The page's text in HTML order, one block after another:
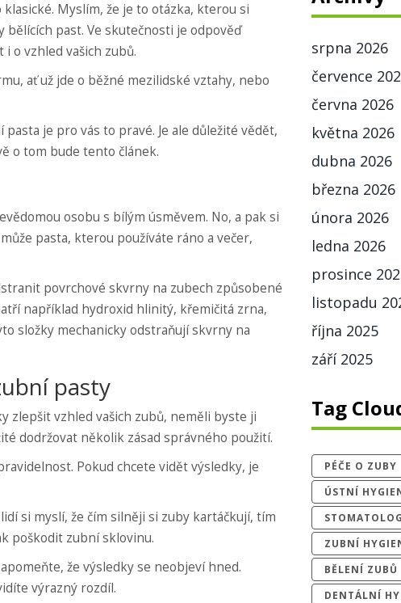
Myslím, že je to otázka, kterou si
bělících past. Ve skutečnosti je odpověď
o vzhled vašich zubů.
ať už jde o běžné mezilidské vztahy, nebo
je pro vás to pravé. Je ale důležité vědět,
o tom bude tento článek.
osobu s bílým úsměvem. No, a pak si
pasta, kterou používáte ráno a večer,
povrchové skvrny na zubech způsobené
například hydroxid hlinitý, křemičitá zrna,
složky mechanicky odstraňují skvrny na
pasty
zlepšit vzhled vašich zubů, neměli byste ji
dodržovat několik zásad správného použití.
Pokud chcete vidět výsledky, je
si myslí, že čím silněji si zuby kartáčkují, tím
poškodit zubní sklovinu.
že výsledky se neobjeví hned.
výrazný rozdíl.
srpna 2026
července
června 2026
května 2026
dubna 2026
března 2026
února 2026
ledna 2026
prosince
listopadu
října 2025
září 2025
Tag
PÉČE O ZUBY
ÚSTNÍ
ZUBNÍ
BĚLENÍ ZUBŮ
DENTÁLNÍ